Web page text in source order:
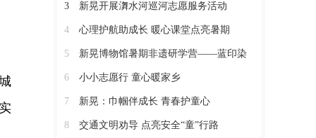
3 新晃开展㵲水河巡河志愿服务活动
4 心理护航助成长 暖心课堂点亮暑期
5 新晃博物馆暑期非遗研学营——蓝印染
6 小小志愿行 童心暖家乡
7 新晃：巾帼伴成长 青春护童心
8 交通文明劝导 点亮安全“童”行路